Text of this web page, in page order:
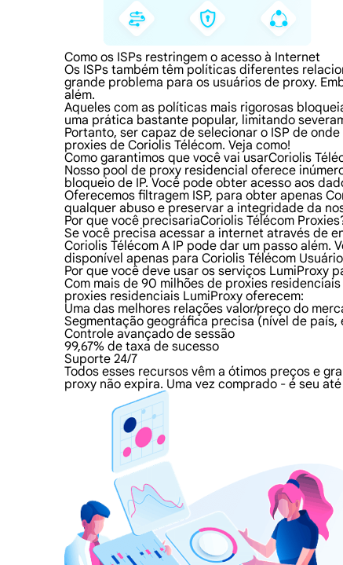
Como os ISPs restringem o acesso à Internet
Os ISPs também têm políticas diferentes
grande problema para os usuários de proxy.
além.
Aqueles com as políticas mais rigorosas
uma prática bastante popular, limitando
Portanto, ser capaz de selecionar o ISP de
proxies de Coriolis Télécom. Veja como!
Como garantimos que você vai usarCoriolis
Nosso pool de proxy residencial oferece
bloqueio de IP. Você pode obter acesso aos
Oferecemos filtragem ISP, para obter apenas
qualquer abuso e preservar a integridade da
Por que você precisariaCoriolis Télécom
Se você precisa acessar a internet através de
Coriolis Télécom A IP pode dar um passo
disponível apenas para Coriolis Télécom
Por que você deve usar os serviços LumiProxy
Com mais de 90 milhões de proxies
proxies residenciais LumiProxy oferecem:
Uma das melhores relações valor/preço do
Segmentação geográfica precisa (nível de
Controle avançado de sessão
99,67% de taxa de sucesso
Suporte 24/7
Todos esses recursos vêm a ótimos preços e
proxy não expira. Uma vez comprado - é seu